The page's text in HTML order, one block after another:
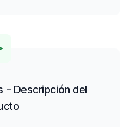
- Descripción del